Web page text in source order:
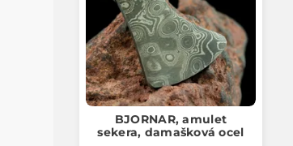
BJORNAR, amulet
sekera, damašková ocel